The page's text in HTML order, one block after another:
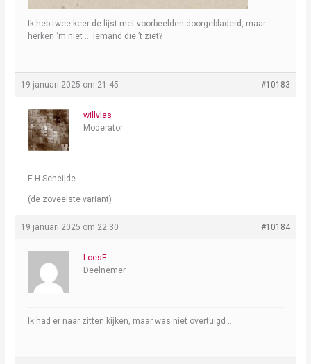
Ik heb twee keer de lijst met voorbeelden doorgebladerd, maar
herken ‘m niet … Iemand die ’t ziet?
19 januari 2025 om 21:45 #10183
willvlas
Moderator
E H Scheijde
(de zoveelste variant)
19 januari 2025 om 22:30 #10184
LoesE
Deelnemer
Ik had er naar zitten kijken, maar was niet overtuigd …